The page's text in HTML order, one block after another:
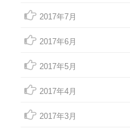
2017年7月
2017年6月
2017年5月
2017年4月
2017年3月